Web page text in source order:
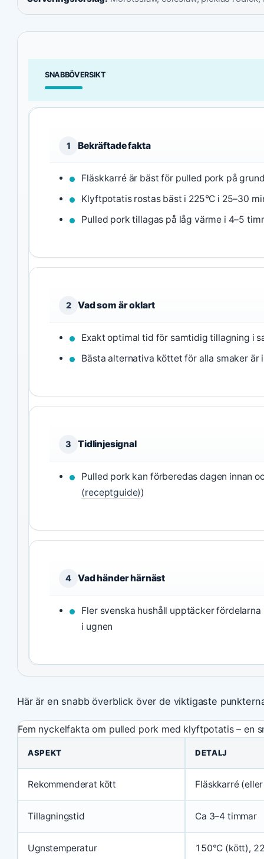
SNABBÖVERSIKT
1 Bekräftade fakta
Fläskkarré är bäst för pulled pork på
Klyftpotatis rostas bäst i 225°C i 25–30
Pulled pork tillagas på låg värme i 4–5
2 Vad som är oklart
Exakt optimal tid för samtidig tillagning i
Bästa alternativa köttet för alla smaker
3 Tidlinjesignal
Pulled pork kan förberedas dagen innan
(receptguide))
4 Vad händer härnäst
Fler svenska hushåll upptäcker
i ugnen
Här är en snabb överblick över de viktigaste
Fem nyckelfakta om pulled pork med klyftpotatis – en
ASPEKT DETALJ
Rekommenderat kött Fläskkarré
Tillagningstid Ca 3–4 timmar
Ugnstemperatur 150°C (kött),